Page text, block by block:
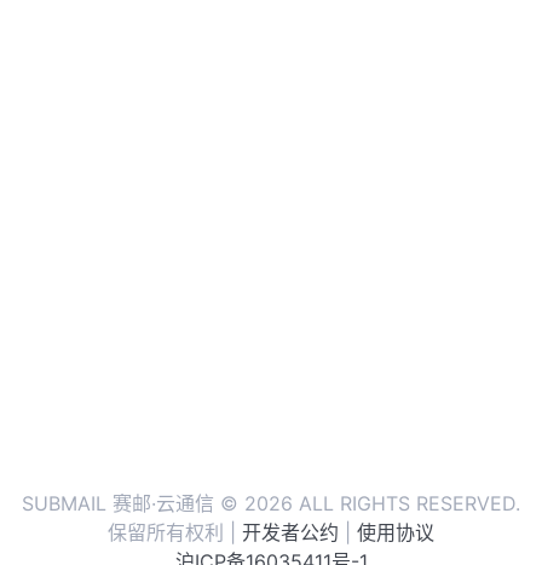
SUBMAIL 赛邮·云通信 © 2026 ALL RIGHTS RESERVED.
保留所有权利 | 开发者公约
使用协议